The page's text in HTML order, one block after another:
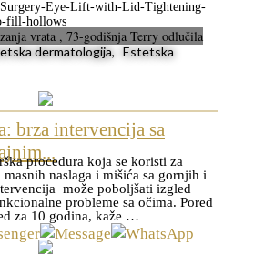
vrata , 73-godišnja Terry odlučila
dermatologija, Estetska
brza intervencija sa
procedura koja se koristi za
naslaga i mišića sa gornjih i
može poboljšati izgled
probleme sa očima. Pored
za 10 godina, kaže …